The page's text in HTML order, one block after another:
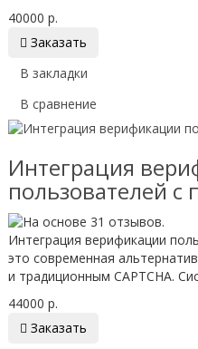
40000 р.
 Заказать
В закладки
В сравнение
Интеграция
пользователей
Интеграция верификации
это современная
и традиционным CAPTCHA.
44000 р.
 Заказать